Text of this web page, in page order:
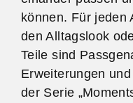
können. Für jeden
den Alltagslook
Teile sind
Erweiterungen
der Serie